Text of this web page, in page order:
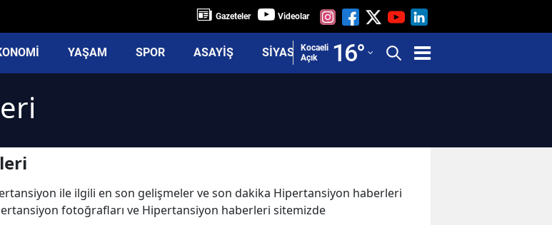
Gazeteler Videolar
YAŞAM SPOR ASAYİŞ SİYASETKocaeli
Açık
16°
Adana
Adıyaman
Ankara
Antalya
ile ilgili en son gelişmeler ve son dakika Hipertansiyon haberleri
fotoğrafları ve Hipertansiyon haberleri sitemizde